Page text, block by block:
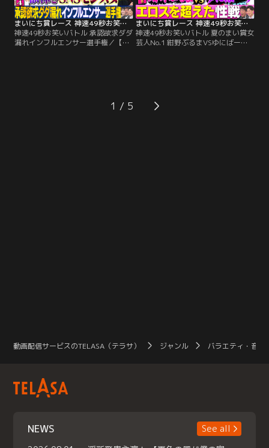
まいにち賞レース 神速49秒お笑いバトル 承認欲求ダダ漏れインフルエンサー選手権
神速49秒お笑いバトル 承認欲求ダダ
漏れインフルエンサー選手権／【神
笑い賞レース開幕！ 今週の神速チャ
まいにち賞レース 神速49秒お笑いバトル 夏のまい賞女芸人No.1 紺野ぶるまVSゆにばーす・はら タイマンバトルSP
神速49秒お笑いバトル 夏のまい賞女
芸人No.1 紺野ぶるまVSゆにばー
オンが誕生！日本一最速の爆笑を競
う49秒お笑い賞レース開幕！ 今週の
1
動画配信サービスのTELASA（テラサ） ジャンル バラエティ・音楽
NEWS
See all